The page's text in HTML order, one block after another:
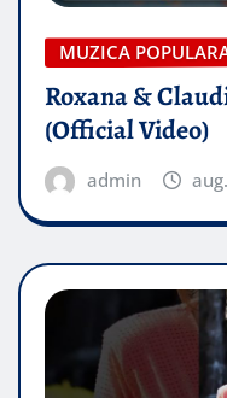
MUZICA
Roxana &
(Official Video)
admin